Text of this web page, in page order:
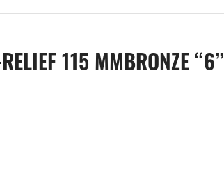
115 MMBRONZE “6”